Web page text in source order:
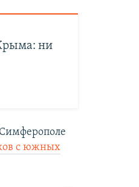
ни
с южных